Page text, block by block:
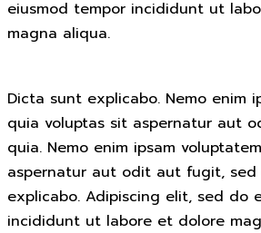
eiusmod tempor incididunt ut
magna aliqua.
Dicta sunt explicabo. Nemo enim
quia voluptas sit aspernatur aut
quia. Nemo enim ipsam
aspernatur aut odit aut fugit, sed
explicabo. Adipiscing elit, sed do
incididunt ut labore et dolore